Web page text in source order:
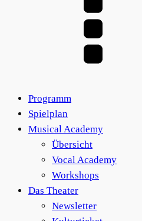
Programm
Spielplan
Musical Academy
Übersicht
Vocal Academy
Workshops
Das Theater
Newsletter